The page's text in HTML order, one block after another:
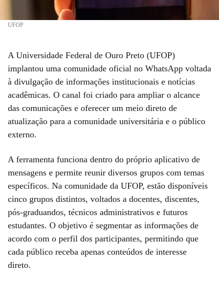
UFOP
A Universidade Federal de Ouro Preto (UFOP)
implantou uma comunidade oficial no WhatsApp voltada
à divulgação de informações institucionais e notícias
acadêmicas. O canal foi criado para ampliar o alcance
das comunicações e oferecer um meio direto de
atualização para a comunidade universitária e o público
externo.
A ferramenta funciona dentro do próprio aplicativo de
mensagens e permite reunir diversos grupos com temas
específicos. Na comunidade da UFOP, estão disponíveis
cinco grupos distintos, voltados a docentes, discentes,
pós-graduandos, técnicos administrativos e futuros
estudantes. O objetivo é segmentar as informações de
acordo com o perfil dos participantes, permitindo que
cada público receba apenas conteúdos de interesse
direto.